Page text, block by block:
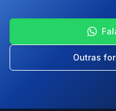
Outras